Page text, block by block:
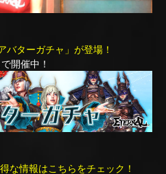
バターガチャ」が登場！
催中！
な情報はこちらをチェック！